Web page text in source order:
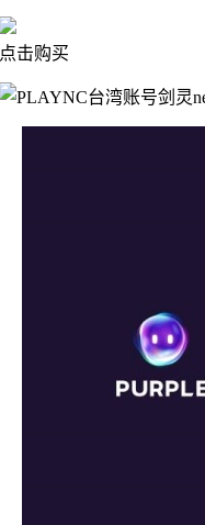
点击购买